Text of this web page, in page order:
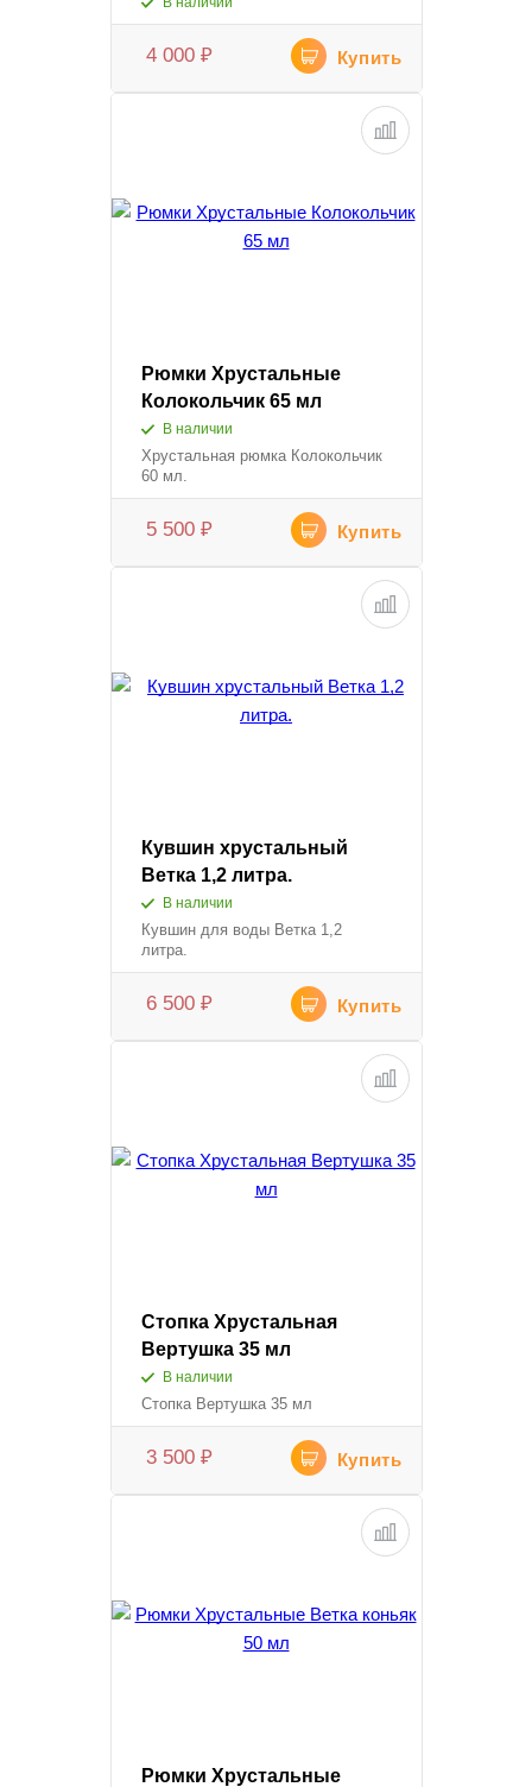
4 000 ₽ Купить
Рюмки Хрустальные
Колокольчик 65 мл
В наличии
Хрустальная рюмка Колокольчик
60 мл.
5 500 ₽ Купить
Кувшин хрустальный
Ветка 1,2 литра.
В наличии
Кувшин для воды Ветка 1,2
литра.
6 500 ₽ Купить
Стопка Хрустальная
Вертушка 35 мл
В наличии
Стопка Вертушка 35 мл
3 500 ₽ Купить
Рюмки Хрустальные